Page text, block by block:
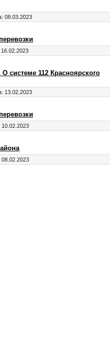
08.03.2023
16.02.2023
системе 112 Красноярского
13.02.2023
10.02.2023
08.02.2023